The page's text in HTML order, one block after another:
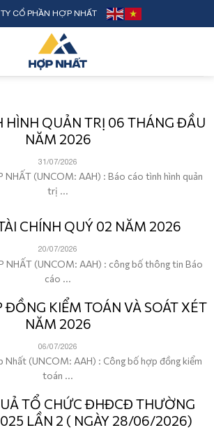
CỔ PHẦN HỢP NHẤT
HÌNH QUẢN TRỊ 06 THÁNG ĐẦU
NĂM 2026
31/07/2026
NHẤT (UNCOM: AAH) : Báo cáo tình hình quản
trị ...
CHÍNH QUÝ 02 NĂM 2026
20/07/2026
NHẤT (UNCOM: AAH) : công bố thông tin Báo
cáo ...
ĐỒNG KIỂM TOÁN VÀ SOÁT XÉT
NĂM 2026
06/07/2026
Nhất (UNCOM: AAH) : Công bố hợp đồng kiểm
toán ...
TỔ CHỨC ĐHĐCĐ THƯỜNG
LẦN 2 ( NGÀY 28/06/2026)